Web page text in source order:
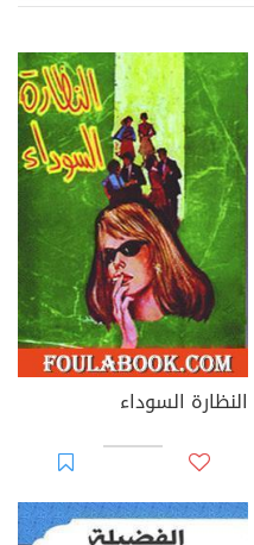
النظارة السوداء